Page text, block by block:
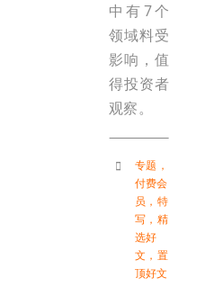
中有7个
领域料受
影响，值
得投资者
观察。
专题 ，
付费会
员 ， 特
写 ， 精
选好
文 ， 置
顶好文